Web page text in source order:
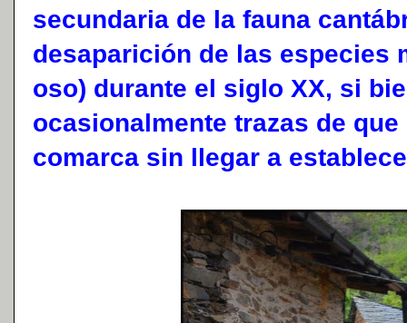
secundaria de la fauna
desaparición de las especies
oso) durante el siglo XX, si
ocasionalmente trazas de
comarca sin llegar a